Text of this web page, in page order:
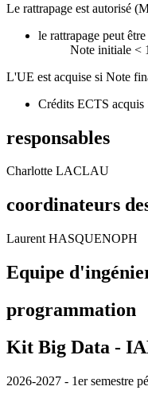
Le rattrapage est autorisé
le rattrapage peut
Note initiale <
L'UE est acquise si Note
Crédits ECTS acquis
responsables
Charlotte LACLAU
coordinateurs
Laurent HASQUENOPH
Equipe
programmation
Kit Big Data -
2026-2027 - 1er semestre